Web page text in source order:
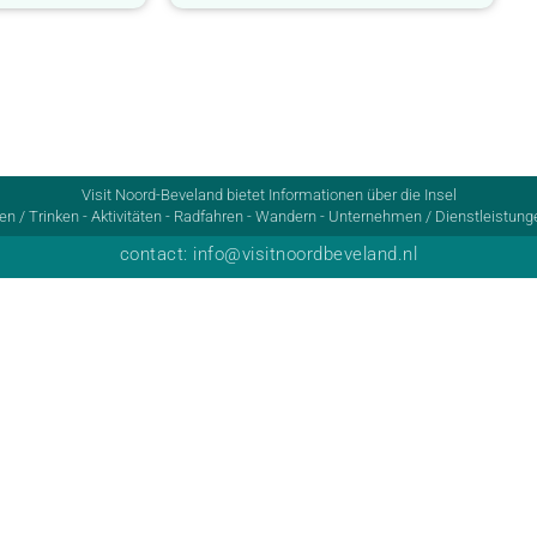
Visit Noord-Beveland bietet Informationen über die Insel
/ Trinken - Aktivitäten - Radfahren - Wandern - Unternehmen /
contact: info@visitnoordbeveland.nl